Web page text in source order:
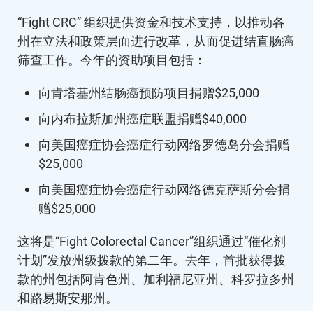
“Fight CRC” 组织提供资金和技术支持，以推动各
州在立法和政策层面进行改革，从而促进结直肠癌
筛查工作。今年的资助项目包括：
向肯塔基州结肠癌预防项目捐赠$25,000
向内布拉斯加州癌症联盟捐赠$40,000
向美国癌症协会癌症行动网络罗德岛分会捐赠
$25,000
向美国癌症协会癌症行动网络德克萨斯分会捐
赠$25,000
这将是“Fight Colorectal Cancer”组织通过“催化剂
计划”发放州级拨款的第二年。去年，首批获得拨
款的州包括阿肯色州、加利福尼亚州、科罗拉多州
和路易斯安那州。